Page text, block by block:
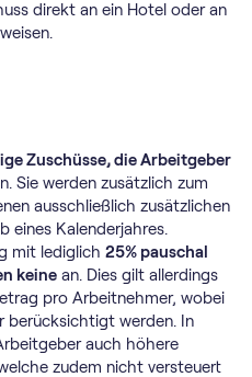
direkt an ein Hotel oder an
Zuschüsse, die Arbeitgeber
Sie werden zusätzlich zum
ausschließlich zusätzlichen
eines Kalenderjahres.
mit lediglich 25% pauschal
keine an. Dies gilt allerdings
pro Arbeitnehmer, wobei
berücksichtigt werden. In
auch höhere
zudem nicht versteuert